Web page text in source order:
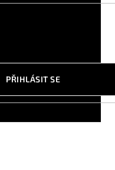
PŘIHLÁSIT SE